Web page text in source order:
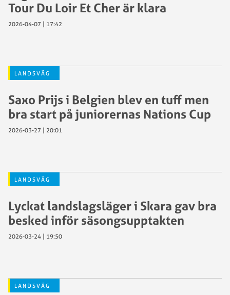
Tour Du Loir Et Cher är klara
2026-04-07 | 17:42
LANDSVÄG
Saxo Prijs i Belgien blev en tuff men
bra start på juniorernas Nations Cup
2026-03-27 | 20:01
LANDSVÄG
Lyckat landslagsläger i Skara gav bra
besked inför säsongsupptakten
2026-03-24 | 19:50
LANDSVÄG